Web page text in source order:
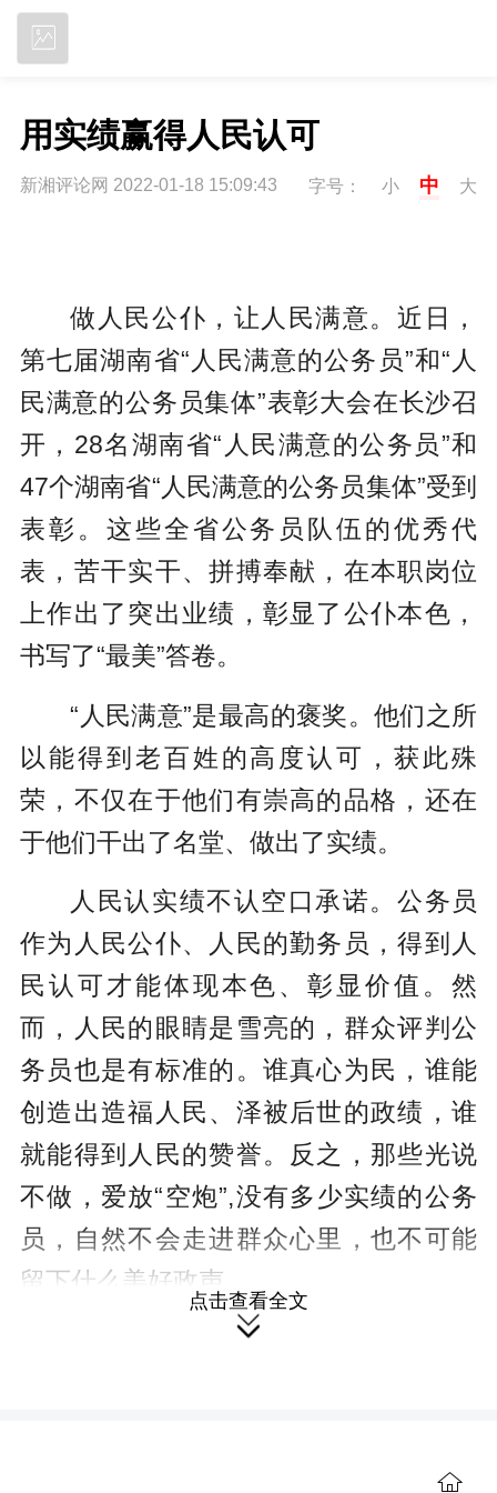
用实绩赢得人民认可
新湘评论网 2022-01-18 15:09:43 字号： 小 中 大
做人民公仆，让人民满意。近日，
第七届湖南省“人民满意的公务员”和“人
民满意的公务员集体”表彰大会在长沙召
开，28名湖南省“人民满意的公务员”和
47个湖南省“人民满意的公务员集体”受到
表彰。这些全省公务员队伍的优秀代
表，苦干实干、拼搏奉献，在本职岗位
上作出了突出业绩，彰显了公仆本色，
书写了“最美”答卷。
“人民满意”是最高的褒奖。他们之所
以能得到老百姓的高度认可，获此殊
荣，不仅在于他们有崇高的品格，还在
于他们干出了名堂、做出了实绩。
人民认实绩不认空口承诺。公务员
作为人民公仆、人民的勤务员，得到人
民认可才能体现本色、彰显价值。然
而，人民的眼睛是雪亮的，群众评判公
务员也是有标准的。谁真心为民，谁能
创造出造福人民、泽被后世的政绩，谁
就能得到人民的赞誉。反之，那些光说
不做，爱放“空炮”,没有多少实绩的公务
员，自然不会走进群众心里，也不可能
留下什么美好政声。
我们常说，为官一任，造福一方。
群众的根本所在。今天，人们看到东山
点击查看全文
